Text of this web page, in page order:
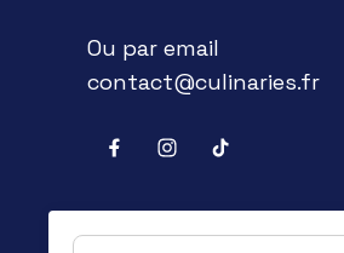
Ou par email
contact@culinaries.fr